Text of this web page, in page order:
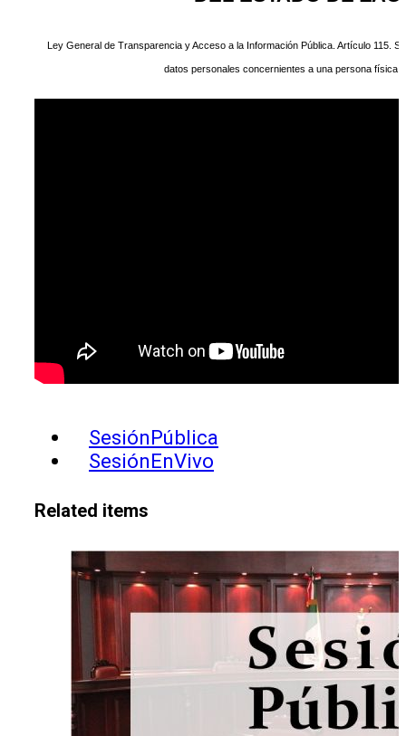
Ley General de Transparencia y Acceso a la Información Pública. Artículo 115.
datos personales concernientes a una persona física
SesiónPública
SesiónEnVivo
Related items